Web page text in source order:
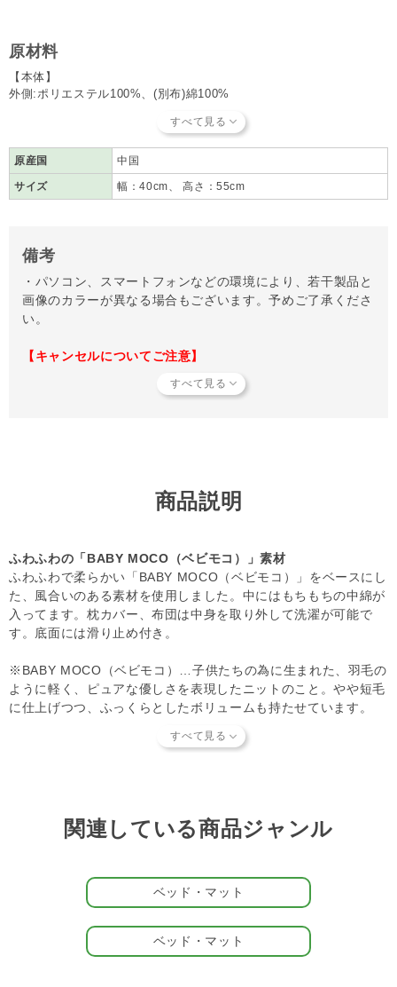
原材料
【本体】
外側:ポリエステル100%、(別布)綿100%
外側:ポリエステル100%
内側本体:綿100%
内側中わた:ポリエステル100%
原産国 中国
サイズ 幅：40cm、 高さ：55cm
備考
・パソコン、スマートフォンなどの環境により、若干製品と
画像のカラーが異なる場合もございます。予めご了承くださ
い。
【キャンセルについてご注意】
歴からのご注文キャンセル、修正を受け付けることができな
商品説明
ふわふわの「BABY MOCO（ベビモコ）」素材
ふわふわで柔らかい「BABY MOCO（ベビモコ）」をベースにし
た、風合いのある素材を使用しました。中にはもちもちの中綿が
入ってます。枕カバー、布団は中身を取り外して洗濯が可能で
す。底面には滑り止め付き。
※BABY MOCO（ベビモコ）…子供たちの為に生まれた、羽毛の
ように軽く、ピュアな優しさを表現したニットのこと。やや短毛
に仕上げつつ、ふっくらとしたボリュームも持たせています。
なパートナーにおすすめですよ。
gelato pique（ジェラート ピケ）のCAT&DOGシリーズは、もこ
もこ、ふわふわ。なめらかな着心地や包み込まれるベッドで一緒
に暮らす猫や犬をもっと幸せにしたい、そんな想いを込めたコレ
クションです。当店では定番商品から限定品まで幅広くお取り扱
いしています。全ラインアップは
こちら よりご覧ください。
関連している商品ジャンル
ベッド・マット
ベッド・マット